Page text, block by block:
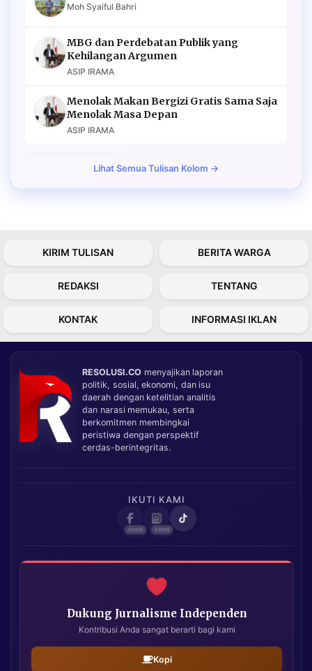
Moh Syaiful Bahri
MBG dan Perdebatan Publik yang
Kehilangan Argumen
ASIP IRAMA
Menolak Makan Bergizi Gratis Sama Saja
Menolak Masa Depan
ASIP IRAMA
Lihat Semua Tulisan Kolom →
KIRIM TULISAN BERITA WARGA
REDAKSI TENTANG
KONTAK INFORMASI IKLAN
RESOLUSI.CO menyajikan laporan
politik, sosial, ekonomi, dan isu
daerah dengan ketelitian analitis
dan narasi memukau, serta
berkomitmen membingkai
peristiwa dengan perspektif
cerdas-berintegritas.
IKUTI KAMI
Dukung Jurnalisme Independen
Kontribusi Anda sangat berarti bagi kami
Kopi